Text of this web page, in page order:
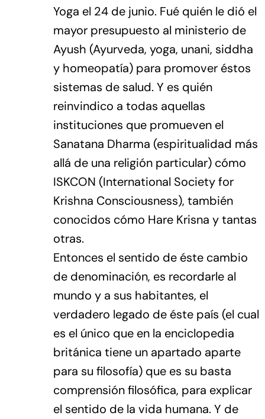
Yoga el 24 de junio. Fué quién le dió el
mayor presupuesto al ministerio de
Ayush (Ayurveda, yoga, unani, siddha
y homeopatía) para promover éstos
sistemas de salud. Y es quién
reinvindico a todas aquellas
instituciones que promueven el
Sanatana Dharma (espiritualidad más
allá de una religión particular) cómo
ISKCON (International Society for
Krishna Consciousness), también
conocidos cómo Hare Krisna y tantas
otras.
Entonces el sentido de éste cambio
de denominación, es recordarle al
mundo y a sus habitantes, el
verdadero legado de éste país (el cual
es el único que en la enciclopedia
británica tiene un apartado aparte
para su filosofía) que es su basta
comprensión filosófica, para explicar
el sentido de la vida humana. Y de